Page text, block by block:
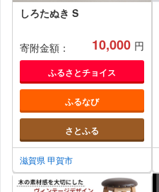
しろたぬき S
寄附金額： 10,000 円
ふるさとチョイス
ふるなび
さとふる
滋賀県 甲賀市